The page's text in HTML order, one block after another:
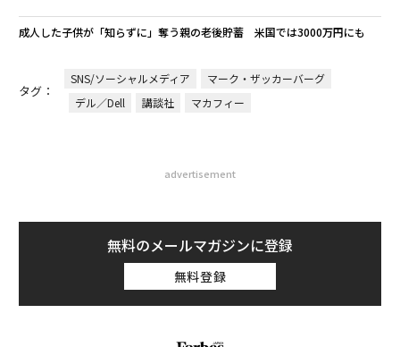
成人した子供が「知らずに」奪う親の老後貯蓄 米国では3000万円にも
タグ：
SNS/ソーシャルメディア
マーク・ザッカーバーグ
デル／Dell
講談社 マカフィー
advertisement
無料のメールマガジンに登録
無料登録